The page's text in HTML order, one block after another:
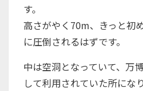
す。
高さがやく70m、きっと初
に圧倒されるはずです。
中は空洞となっていて、万
して利用されていた所になり